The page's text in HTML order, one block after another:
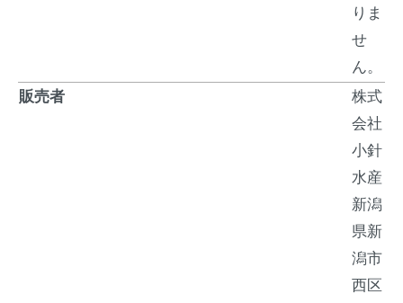
りま
せ
ん。
販売者
株式
会社
小針
水産
新潟
県新
潟市
西区